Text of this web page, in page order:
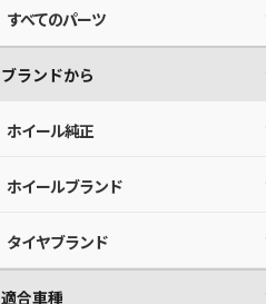
すべてのパーツ
ブランドから
ホイール純正
ホイールブランド
タイヤブランド
適合車種